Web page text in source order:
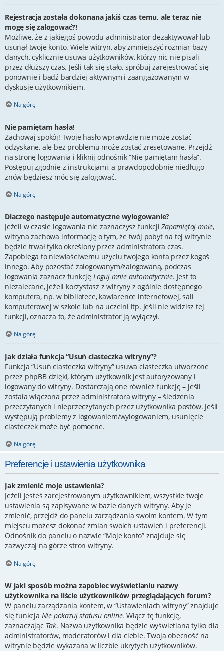
Rejestracja została dokonana jakiś czas temu, ale teraz nie
mogę się zalogować?!
Możliwe, że z jakiegoś powodu administrator dezaktywował lub
usunął twoje konto. Wiele witryn, aby zmniejszyć rozmiar bazy
danych, cyklicznie usuwa użytkowników, którzy nic nie pisali
przez dłuższy czas. Jeśli tak się stało, spróbuj zarejestrować się
ponownie i bądź bardziej aktywnym i zaangażowanym w
dyskusje użytkownikiem.
Na górę
Nie pamiętam hasła!
Zachowaj spokój! Twoje hasło wprawdzie nie może zostać
odzyskane, ale bez problemu może zostać zresetowane. Przejdź
na stronę logowania i kliknij odnośnik “Nie pamiętam hasła”.
Postępuj zgodnie z instrukcjami, a prawdopodobnie niedługo
znów będziesz móc się zalogować.
Na górę
Dlaczego następuje automatyczne wylogowanie?
Jeżeli w czasie logowania nie zaznaczysz funkcjiZapamiętaj mnie,
witryna zachowa informację o tym, że twój pobyt na tej witrynie
będzie trwał tylko określony przez administratora czas.
Zapobiega to niewłaściwemu użyciu twojego konta przez kogoś
innego. Aby pozostać zalogowanym/zalogowaną, podczas
logowania zaznacz funkcję Loguj mnie automatycznie. Jest to
niezalecane, jeżeli korzystasz z witryny z ogólnie dostępnego
komputera, np. w bibliotece, kawiarence internetowej, sali
komputerowej w szkole lub na uczelni itp. Jeśli nie widzisz tej
funkcji, oznacza to, że administrator ją wyłączył.
Na górę
Jak działa funkcja “Usuń ciasteczka witryny”?
Funkcja “Usuń ciasteczka witryny” usuwa ciasteczka utworzone
przez phpBB dzięki, którym użytkownik jest autoryzowany i
logowany do witryny. Dostarczają one również funkcję – jeśli
została włączona przez administratora witryny – śledzenia
przeczytanych i nieprzeczytanych przez użytkownika postów. Jeśli
występują problemy z logowaniem/wylogowaniem, usunięcie
ciasteczek może być pomocne.
Na górę
Preferencje i ustawienia użytkownika
Jak zmienić moje ustawienia?
Jeżeli jesteś zarejestrowanym użytkownikiem, wszystkie twoje
ustawienia są zapisywane w bazie danych witryny. Aby je
zmienić, przejdź do panelu zarządzania swoim kontem. W tym
miejscu możesz dokonać zmian swoich ustawień i preferencji.
Odnośnik do panelu o nazwie “Moje konto” znajduje się
zazwyczaj na górze stron witryny.
Na górę
W jaki sposób można zapobiec wyświetlaniu nazwy
użytkownika na liście użytkowników przeglądających forum?
W panelu zarządzania kontem, w “Ustawieniach witryny” znajduje
się funkcja Nie pokazuj statusu online. Włącz tę funkcję,
zaznaczając Tak. Nazwa użytkownika będzie wyświetlana tylko dla
administratorów, moderatorów i dla ciebie. Twoja obecność na
witrynie będzie wykazana w liczbie ukrytych użytkowników.